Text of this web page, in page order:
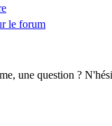
le forum
une question ?